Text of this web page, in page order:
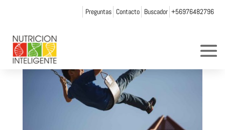
Preguntas Contacto Buscador +56976482796